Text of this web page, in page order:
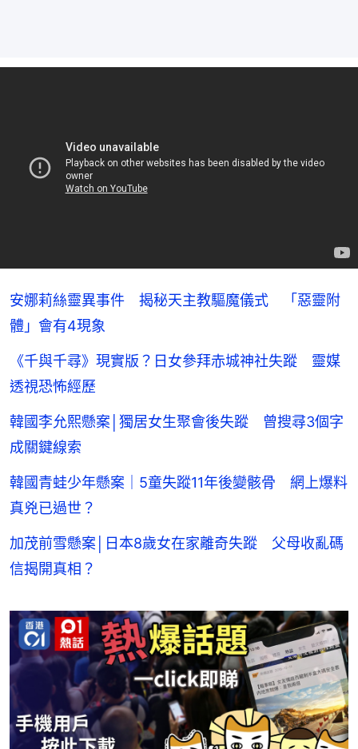
安娜莉絲靈異事件 揭秘天主教驅魔儀式 「惡靈附
體」會有4現象
《千與千尋》現實版？日女參拜赤城神社失蹤 靈媒
透視恐怖經歷
韓國李允熙懸案│獨居女生聚會後失蹤 曾搜尋3個字
成關鍵線索
韓國青蛙少年懸案｜5童失蹤11年後變骸骨 網上爆料
真兇已過世？
加茂前雪懸案│日本8歲女在家離奇失蹤 父母收亂碼
信揭開真相？